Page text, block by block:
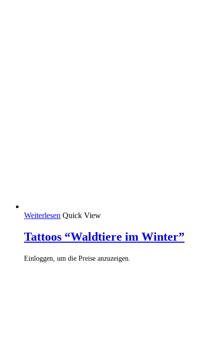
Weiterlesen Quick View
Tattoos “Waldtiere im Winter”
Einloggen, um die Preise anzuzeigen.